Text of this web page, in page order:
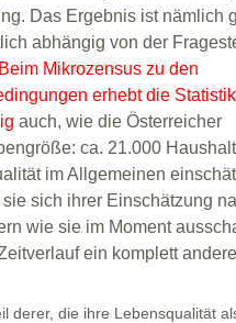
Das Ergebnis ist nämlich
abhängig von der
Beim Mikrozensus zu den
erhebt die
auch, wie die Österreicher
ca. 21.000
im Allgemeinen
sich ihrer Einschätzung
wie sie im Moment
ein komplett
derer, die ihre Lebensqualität